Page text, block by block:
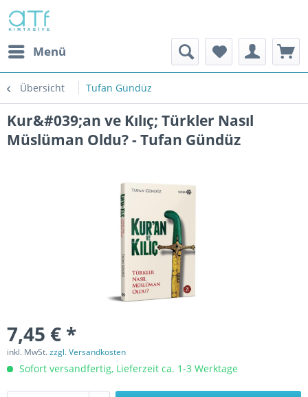
Menü
Übersicht Tufan Gündüz
Kur&#039;an ve Kılıç; Türkler Nasıl
Müslüman Oldu? - Tufan Gündüz
7,45 € *
inkl. MwSt.zzgl. Versandkosten
Sofort versandfertig, Lieferzeit ca. 1-3 Werktage